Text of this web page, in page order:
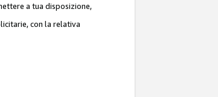
a tua disposizione,
con la relativa